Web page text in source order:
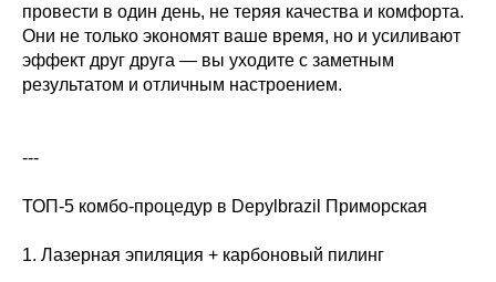
провести в один день, не теряя качества и комфорта.
Они не только экономят ваше время, но и усиливают
эффект друг друга — вы уходите с заметным
результатом и отличным настроением.
---
ТОП-5 комбо-процедур в Depylbrazil Приморская
1. Лазерная эпиляция + карбоновый пилинг